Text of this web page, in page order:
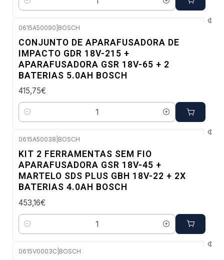
Quantidade
0615A50090 BOSCH
CONJUNTO DE APARAFUSADORA DE
IMPACTO GDR 18V-215 +
APARAFUSADORA GSR 18V-65 + 2
BATERIAS 5.0AH BOSCH
415,75€
Quantidade
0615A50038 BOSCH
KIT 2 FERRAMENTAS SEM FIO
APARAFUSADORA GSR 18V-45 +
MARTELO SDS PLUS GBH 18V-22 + 2X
BATERIAS 4.0AH BOSCH
453,16€
Quantidade
0615V0003C BOSCH